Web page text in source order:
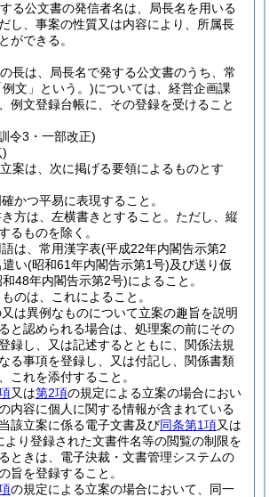
る公文書の発信者名は、局長名を用いる
し、事案の性質又は内容により、所属長
ができる。
長は、局長名で発する公文書のうち、常
文」という。)については、経営企画課
例文登録台帳に、その登録を受けること
令3・一部改正)
)
案は、次に掲げる要領によるものとす
かつ平易に表現すること。
方は、左横書きとすること。 ただし、縦
るものを除く。
は、常用漢字表(平成22年内閣告示第2
遣い(昭和61年内閣告示第1号)及び送り仮
和48年内閣告示第2号)によること。
のは、これによること。
は異例なものについて立案の趣旨を説明
と認められる場合は、処理案の前にその
録し、又は記述するとともに、関係法規
る事項を登録し、又は付記し、関係書類
これを添付すること。
又は第2項の規定による立案の場合におい
内容に個人に関する情報が含まれている
該立案に係る電子文書及び同条第1項又は
より登録された文書件名等の閲覧の制限を
ときは、電子決裁・文書管理システムの
旨を登録すること。
の規定による立案の場合において、同一